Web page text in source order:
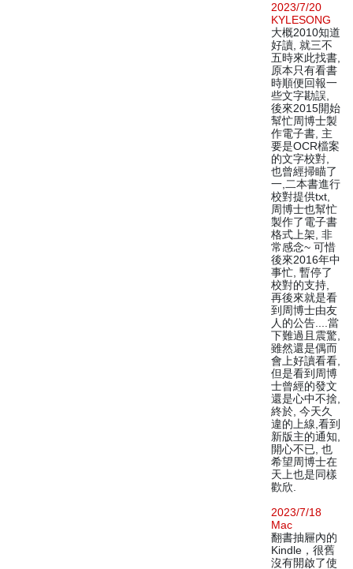
2023/7/20
KYLESONG
大概2010知道
好讀, 就三不
五時來此找書,
原本只有看書
時順便回報一
些文字勘誤,
後來2015開始
幫忙周博士製
作電子書, 主
要是OCR檔案
的文字校對,
也曾經掃瞄了
一,二本書進行
校對提供txt,
周博士也幫忙
製作了電子書
格式上架, 非
常感念~ 可惜
後來2016年中
事忙, 暫停了
校對的支持,
再後來就是看
到周博士由友
人的公告....當
下難過且震驚,
雖然還是偶而
會上好讀看看,
但是看到周博
士曾經的發文
還是心中不捨,
終於, 今天久
違的上線,看到
新版主的通知,
開心不已, 也
希望周博士在
天上也是同樣
歡欣.
2023/7/18
Mac
翻書抽屜內的
Kindle，很舊
沒有開啟了使